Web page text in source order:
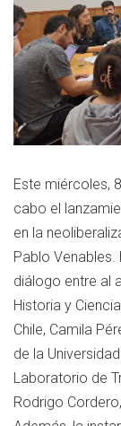
Este miércoles,
cabo el
en la
Pablo
diálogo entre al
Historia y
Chile, Camila
de la
Laboratorio de
Rodrigo